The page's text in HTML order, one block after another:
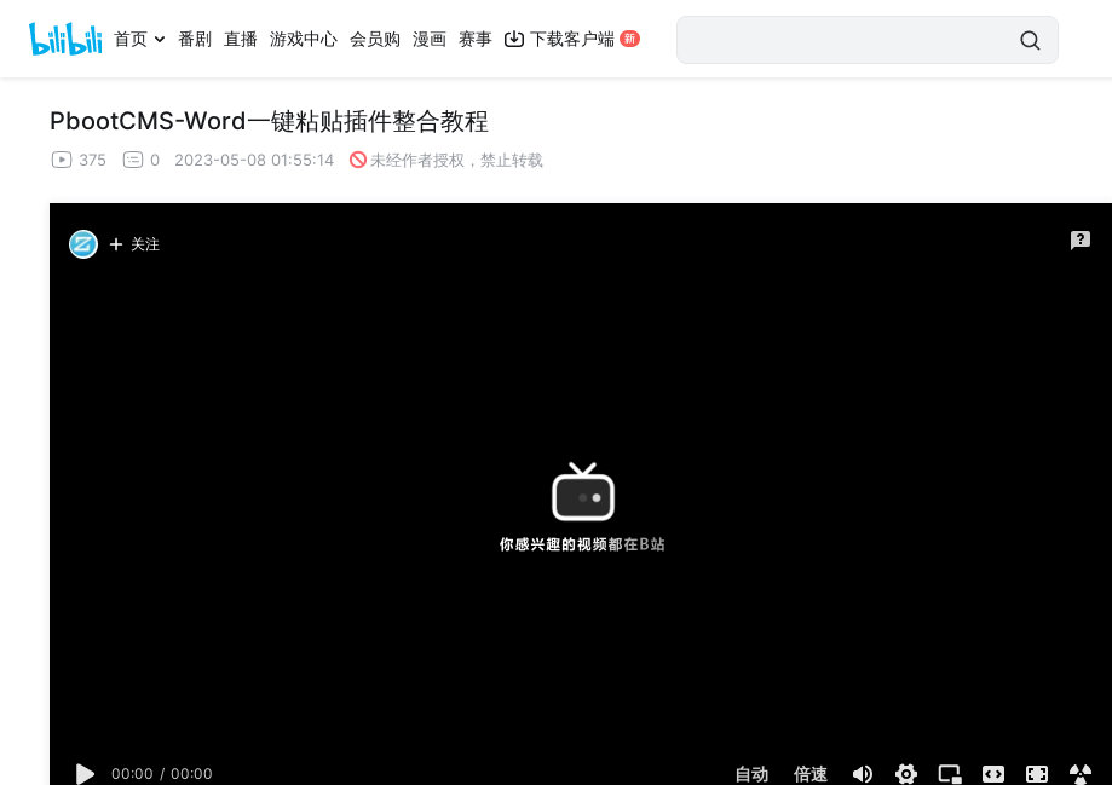
首页 番剧 直播 游戏中心 会员购 漫画 赛事 下载客户端
PbootCMS-Word一键粘贴插件整合教程
375 0 2023-05-08 01:55:14 未经作者授权，禁止转载
关注
00:00 / 00:00 自动 倍速